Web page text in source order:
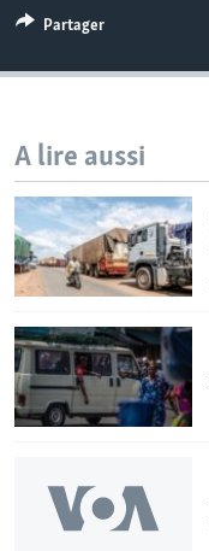
Partager
A lire aussi